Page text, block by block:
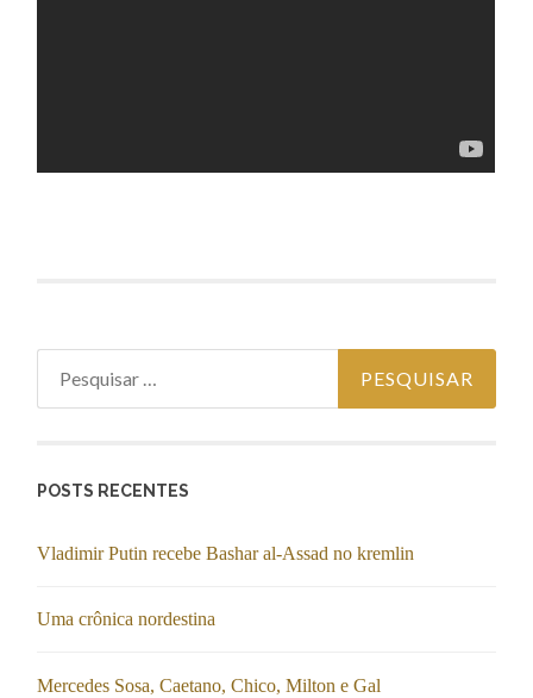
POSTS RECENTES
Vladimir Putin recebe Bashar al-Assad no kremlin
Uma crônica nordestina
Mercedes Sosa, Caetano, Chico, Milton e Gal